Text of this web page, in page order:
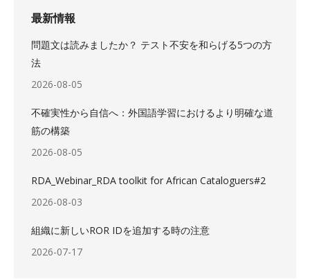
最新情報
問題文は読みましたか？ テスト不安を和らげる5つの方
法
2026-08-05
不確実性から自信へ：外国語学習におけるより明確な道
筋の構築
2026-08-05
RDA_Webinar_RDA toolkit for African Cataloguers#2
2026-08-03
組織に新しいROR IDを追加する時の注意
2026-07-17